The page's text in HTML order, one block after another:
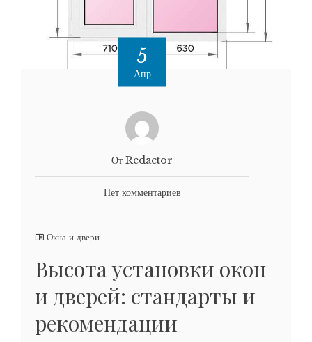
5
Апр
От Redactor
Нет комментариев
Окна и двери
Высота установки окон
и дверей: стандарты и
рекомендации